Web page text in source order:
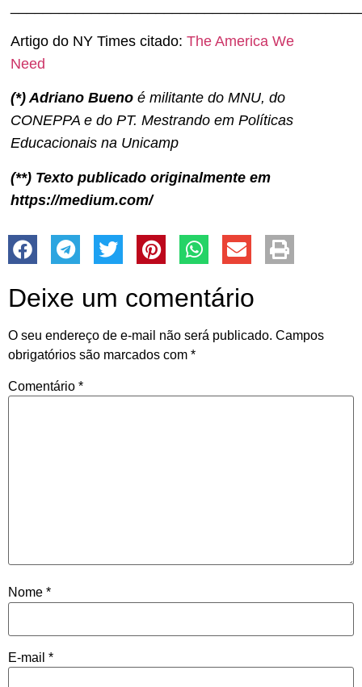
Artigo do NY Times citado: The America We
Need
(*) Adriano Bueno é militante do MNU, do
CONEPPA e do PT. Mestrando em Políticas
Educacionais na Unicamp
(**) Texto publicado originalmente em
https://medium.com/
Deixe um comentário
O seu endereço de e-mail não será publicado. Campos
obrigatórios são marcados com *
Comentário *
Nome *
E-mail *